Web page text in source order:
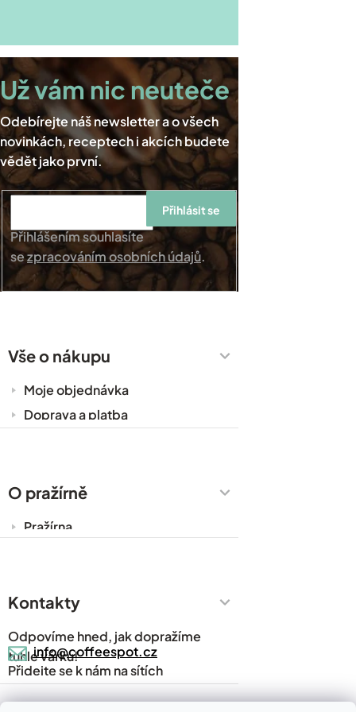
Přihlášením souhlasíte
sezpracováním osobních údajů.
Přihlásit se
Vše o nákupu
Moje objednávka
Doprava a platba
Obchodní podmínky
O pražírně
Pražírna
Časté dotazy
Napsali o nás
Blog
Kontakty
Kontakty
Odpovíme hned, jak dopražíme
tuhle várku!
info@coffeespot.cz
Přidejte se k nám na sítích